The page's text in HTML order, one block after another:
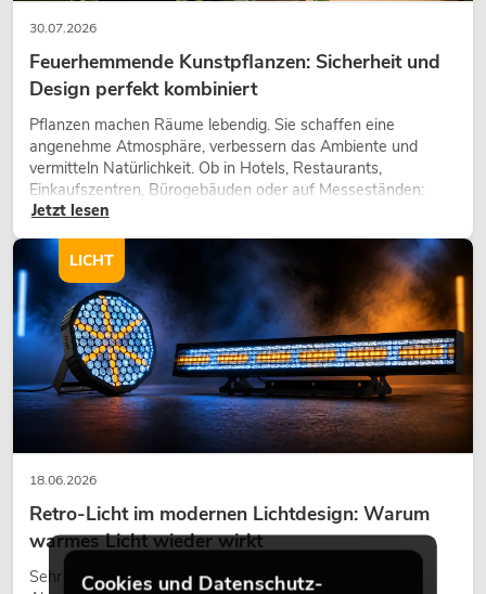
30.07.2026
Feuerhemmende Kunstpflanzen: Sicherheit und
Design perfekt kombiniert
Pflanzen machen Räume lebendig. Sie schaffen eine
angenehme Atmosphäre, verbessern das Ambiente und
vermitteln Natürlichkeit. Ob in Hotels, Restaurants,
Einkaufszentren, Bürogebäuden oder auf Messeständen:
eine hochwertige Begrünung gehört heute längst zum
modernen Raumkonzept.
Jetzt lesen
18.06.2026
Retro-Licht im modernen Lichtdesign: Warum
warmes Licht wieder wirkt
Sehr warmes Licht, sichtbare Leuchtflächen und farbige
LICHT
Cookies und Datenschutz-